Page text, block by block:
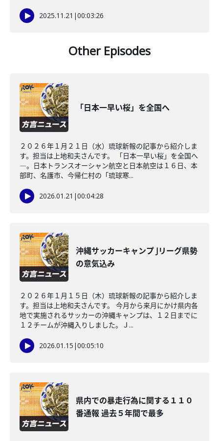
2025.11.21 |00:03:26
Other Episodes
「日本一早い桜」を全国へ
２０２６年１月２１日（水）琉球新報の記事から紹介しま
す。担当は上地和夫さんです。 「日本一早い桜」を全国へ
―。日本トランスオーシャン航空と日本航空は１６日、本
部町、名護市、今帰仁村の「琉球寒...
2026.01.21 |00:04:28
沖縄サッカーキャンプ Jリーグ県勢
の意気込み
２０２６年１月１５日（木）琉球新報の記事から紹介しま
す。担当は上地和夫さんです。 今月から来月にかけ県内各
地で実施されるサッカーの沖縄キャンプは、１２日までに
１２チームが沖縄入りしました。Ｊ...
2026.01.15 |00:05:10
県内での暴走行為に関する１１０
番通報 過去５年間で最多